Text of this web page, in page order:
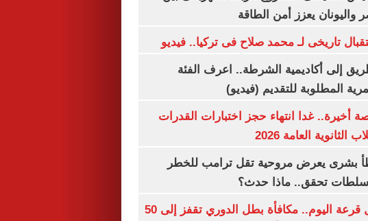
واليونان يعزز أمن الطاقة
تاريخى لـ محمد صلاح فى تركيا.. فيديو
إلى أكاديمية الشرطة.. اعرف الفئة
المطلوبة للتقديم (فيديو)
أخيرة.. غدا انتهاء حجز اختبارات القدرات
الثانوية العامة 2026
بشرى يعرض مروحية تقل ترامب للخطر
تحقق.. ماذا حدث؟
قبل قرعة اليوم.. مكافأة بطل الدوري تقفز إلى 50